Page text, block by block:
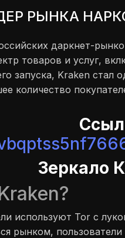
РЫНКА
даркнет-
товаров и услуг,
запуска, Kraken
количество
Зеркало
используют Tor с
рынком,